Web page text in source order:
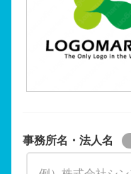
事務所名・法人名